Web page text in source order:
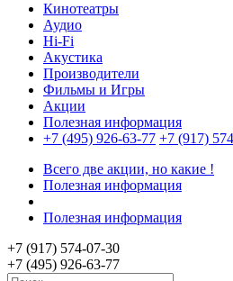
Кинотеатры
Аудио
Hi-Fi
Акустика
Производители
Фильмы и Игры
Акции
Полезная информация
+7 (495) 926-63-77 +7 (917)
Всего две акции, но какие !
Полезная информация
Полезная информация
+7 (917) 574-07-30
+7 (495) 926-63-77